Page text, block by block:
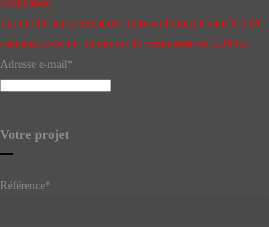
commande
Les motifs sur commande : mise en livraison sous 8 à 10
semaines avec un minimum de commande de 2,24m2.
Adresse e-mail*
Votre projet
Référence*